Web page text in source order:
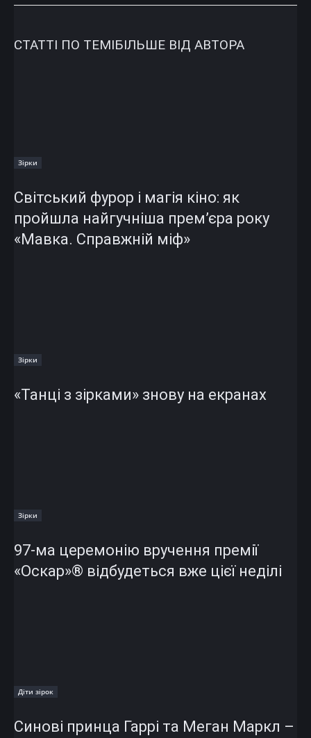
СТАТТІ ПО ТЕМІБІЛЬШЕ ВІД АВТОРА
Зірки
Світський фурор і магія кіно: як
пройшла найгучніша прем’єра року
«Мавка. Справжній міф»
Зірки
«Танці з зірками» знову на екранах
Зірки
97-ма церемонію вручення премії
«Оскар»® відбудеться вже цієї неділі
Діти зірок
Синові принца Гаррі та Меган Маркл –